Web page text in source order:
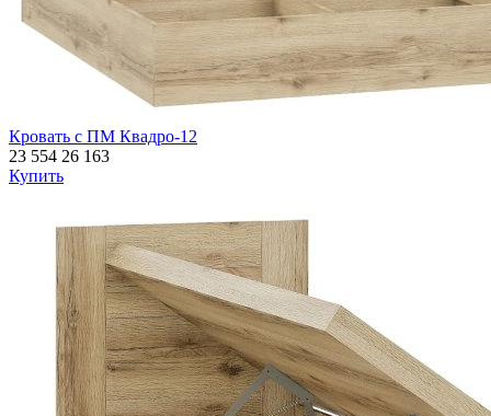
Кровать с ПМ Квадро-12
23 554 26 163
Купить